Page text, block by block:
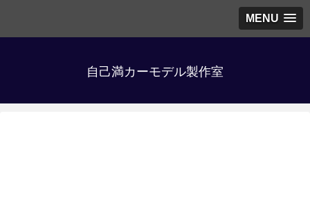
MENU
自己満カーモデル製作室